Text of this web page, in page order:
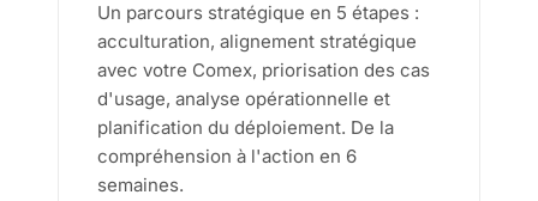
Un parcours stratégique en 5 étapes :
acculturation, alignement stratégique
avec votre Comex, priorisation des cas
d'usage, analyse opérationnelle et
planification du déploiement. De la
compréhension à l'action en 6
semaines.